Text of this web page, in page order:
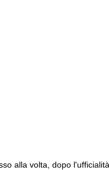
alla volta, dopo